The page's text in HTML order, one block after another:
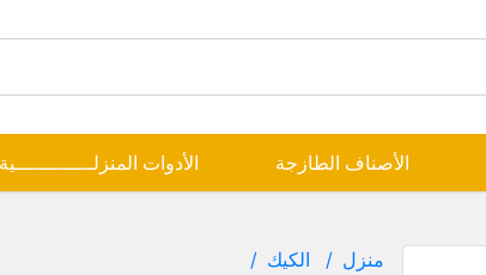
الأصناف الطازجة الأدوات المنزلـــــــــــــية
منزل الكيك